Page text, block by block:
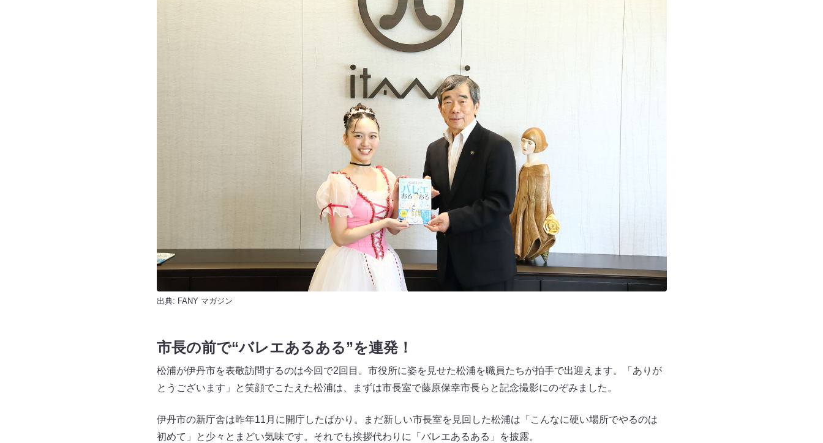
出典: FANY マガジン
市長の前で“バレエあるある”を連発！
松浦が伊丹市を表敬訪問するのは今回で2回目。市役所に姿を見せた松浦を職員たちが拍手で出迎えます。「ありが
とうございます」と笑顔でこたえた松浦は、まずは市長室で藤原保幸市長らと記念撮影にのぞみました。
伊丹市の新庁舎は昨年11月に開庁したばかり。まだ新しい市長室を見回した松浦は「こんなに硬い場所でやるのは
初めて」と少々とまどい気味です。それでも挨拶代わりに「バレエあるある」を披露。